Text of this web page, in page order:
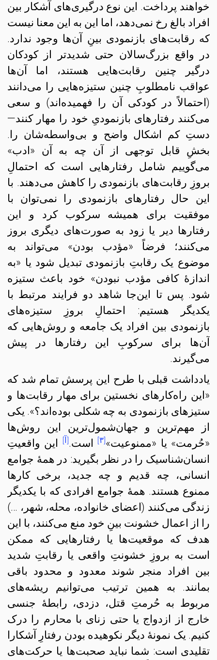
خواهند پرداخت. این نوع درگیری‌های آشکار بین
افراد بالغ رخ نمی‌دهد،‌ اما این به این معنا نیست
که رقابت‌های بازنمودی بینِ آن‌ها وجود ندارد.
در واقع بزرگ‌سالان حتی شدیدتر از کودکان
درگیر چنین رقابت‌هایی هستند، اما آن‌ها
عواقب نامطلوبِ چنین ستیزه‌هایی را می‌دانند
(احتمالاً در کودکی آن را فهمیده‌اند) و سعی
می‌کنند رفتارهای بازنمودیِ خود را مهار کنند—
دستِ کم اشکال واضح و بی‌واسطه‌شان را.
بخشِ قابل توجهی از آن چه به آن «ادب»
می‌گوییم شامل رفتارهایی است که احتمالِ
بروزِ رقابت‌های بازنمودی را کاهش می‌دهند. با
این حال رفتارهای بازنمودی را نمی‌توان با
موفقیت برای همیشه سرکوب کرد و این
رفتارها دیر یا زود به صورت‌های دیگری بروز
می‌کنند؛ فرضاً «مؤدب بودن» می‌تواند به
موضوع یک رقابتِ بازنمودی تبدیل شود یا «به
اندازهٔ کافی مؤدب نبودن» خود باعث ستیزه‌
شود. پس تا این‌جا شاهد دو فرایند مرتبط با
یکدیگر هستیم: احتمالِ‌ بروزِ ستیزه‌های
بازنمودی بین افراد یک جامعه و روش‌هایی که
آن‌ها برای سرکوبِ این رفتارها در پیش
می‌گیرند.
یادداشت قبلی با طرح این پرسش تمام شد که
«این راه‌کارهای نخستین برای مهار رقابت‌ها و
ستیزهای بازنمودی به چه شکلی بوده‌‌اند؟». یکی
از مهم‌ترین و جهان‌شمول‌ترین این روش‌ها
«حُرمت» یا «ممنوعیت»[۳] است.[آ]
این واقعیتِ
انسان‌شناسیک را در نظر بگیرید: در همهٔ جوامع
انسانی، چه قدیم و چه جدید، برخی کارها
ممنوع هستند. همهٔ جوامع افرادی که با یکدیگر
زندگی می‌کنند (اعضای خانواده، محله، شهر، …)
را از اعمال خشونت بینِ خود منع می‌کنند، با این
هدف که موقعیت‌ها یا رفتارهایی که ممکن
است به بروزِ خشونتِ واقعی یا رقابتِ شدید
بین افراد منجر شوند معدود و محدود باقی
بمانند. به همین ترتیب می‌توانیم ریشه‌های
مربوط به حُرمتِ قتل، دزدی، رابطهٔ جنسی
خارج از ازدواج یا حتی زنای با محارم را درک
کنیم. یک نمونهٔ دیگر نکوهیده بودن رفتارِ آشکارا
تقلیدی است: شما نباید صحبت‌ها یا حرکت‌های